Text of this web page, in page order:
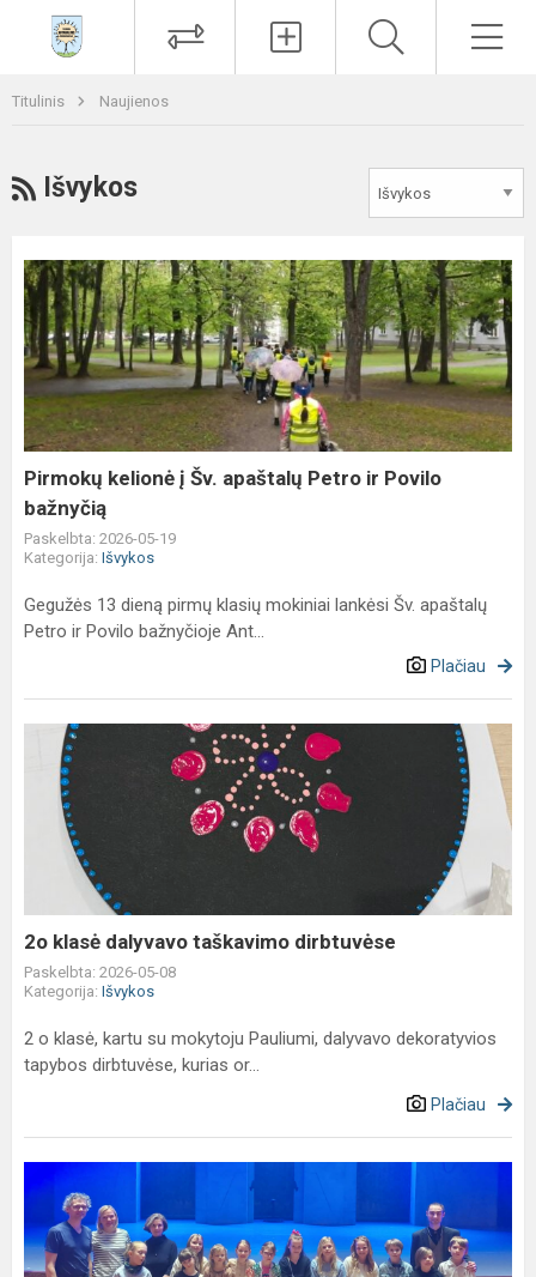
Titulinis Naujienos
RSS
Išvykos
Pirmokų
kelionė
į
Šv.
apaštalų
Petro
ir
Povilo
bažnyčią
Pirmokų kelionė į Šv. apaštalų Petro ir Povilo
bažnyčią
Paskelbta: 2026-05-19
Kategorija: Išvykos
Gegužės 13 dieną pirmų klasių mokiniai lankėsi Šv. apaštalų
Petro ir Povilo bažnyčioje Ant...
Plačiau
klasė
dalyvavo
taškavimo
dirbtuvėse
2o klasė dalyvavo taškavimo dirbtuvėse
Paskelbta: 2026-05-08
Kategorija: Išvykos
2 o klasė, kartu su mokytoju Pauliumi, dalyvavo dekoratyvios
tapybos dirbtuvėse, kurias or...
Plačiau
klasės
pažintis
su